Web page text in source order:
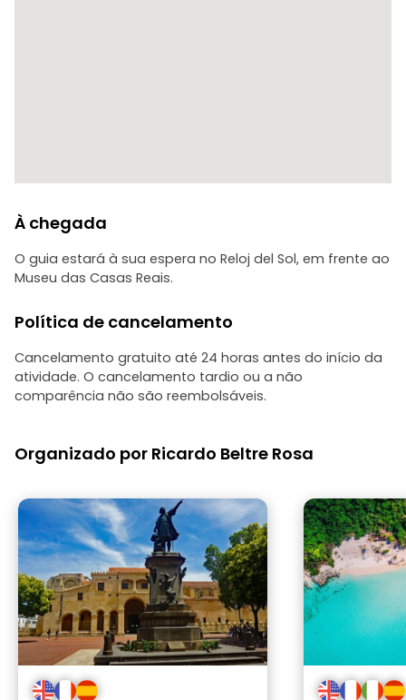
À chegada
O guia estará à sua espera no Reloj del Sol, em frente ao
Museu das Casas Reais.
Política de cancelamento
Cancelamento gratuito até 24 horas antes do início da
atividade. O cancelamento tardio ou a não
comparência não são reembolsáveis.
Organizado por Ricardo Beltre Rosa